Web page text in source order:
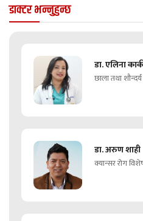
डाक्टर भन्नुहुन्छ
डा. एलिना
छाला तथा
डा. अरुण शाही
क्यान्सर रोग